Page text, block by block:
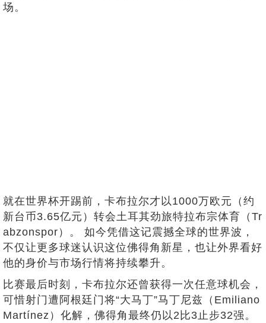
场。
就在世界杯开踢前，卡布拉尔才以1000万欧元（约
新台币3.65亿元）转会土耳其劲旅特拉布宗体育（Tr
abzonspor）。 如今凭借这记震撼全球的世界波，
不仅让更多球迷认识这位佛得角新星，也让外界看好
他的身价与市场行情将持续攀升。
比赛最后时刻，卡布拉尔还曾获得一次任意球机会，
可惜射门遭阿根廷门将“大马丁”马丁尼兹（Emiliano
Martínez）化解，佛得角最终仍以2比3止步32强。